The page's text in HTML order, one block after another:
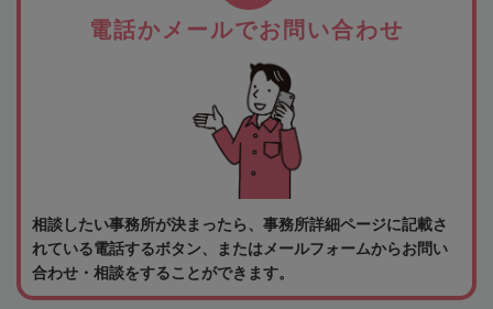
電話かメールでお問い合わせ
相談したい事務所が決まったら、事務所詳細ページに記載さ
れている電話するボタン、またはメールフォームからお問い
合わせ・相談をすることができます。